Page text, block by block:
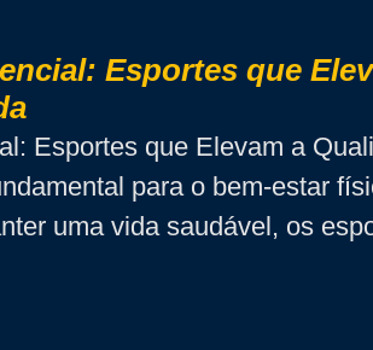
Esportes que
Esportes que Elevam a
para o bem-estar
uma vida saudável, os